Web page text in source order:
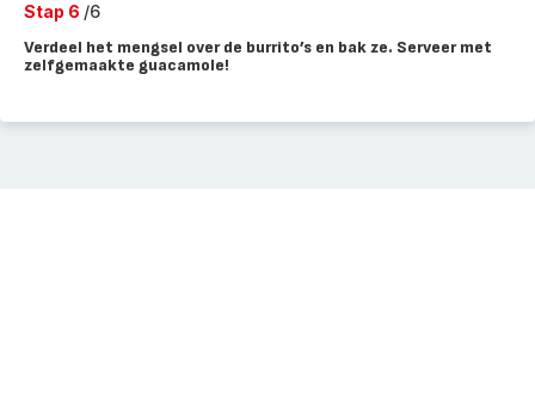
Stap 6 /6
Verdeel het mengsel over de burrito’s en bak ze. Serveer met
zelfgemaakte guacamole!